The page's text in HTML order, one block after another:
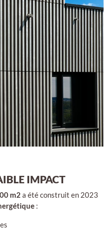
IMPACT
m2 a été construit en 2023
: